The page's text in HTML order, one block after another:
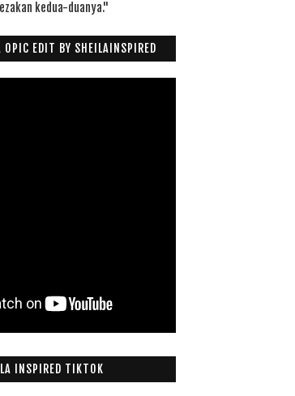
kedua-duanya."
OPIC EDIT BY SHEILAINSPIRED
INSPIRED TIKTOK